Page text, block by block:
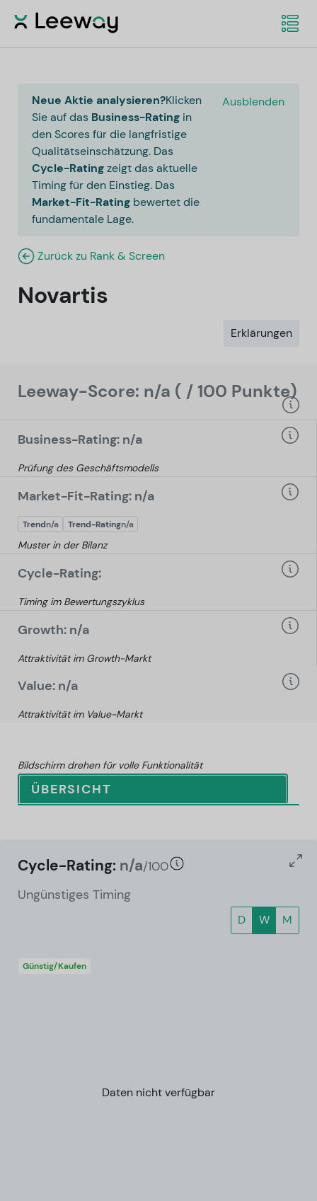
Neue Aktie analysieren?Klicken
Sie auf das Business-Rating in
den Scores für die langfristige
Qualitätseinschätzung. Das
Cycle-Ratingzeigt das aktuelle
Timing für den Einstieg. Das
Market-Fit-Rating bewertet die
fundamentale Lage.
Ausblenden
Zurück zu Rank & Screen
Novartis
Erklärungen
Leeway-Score: n/a ( / 100 Punkte)
Business-Rating: n/a
Prüfung des Geschäftsmodells
Market-Fit-Rating: n/a
Trendn/a Trend-Ratingn/a
Muster in der Bilanz
Cycle-Rating:
Timing im Bewertungszyklus
Growth: n/a
Attraktivität im Growth-Markt
Value: n/a
Attraktivität im Value-Markt
Bildschirm drehen für volle Funktionalität
ÜBERSICHT
Cycle-Rating: n/a/100
Ungünstiges Timing
D W M
Günstig/Kaufen
Daten nicht verfügbar